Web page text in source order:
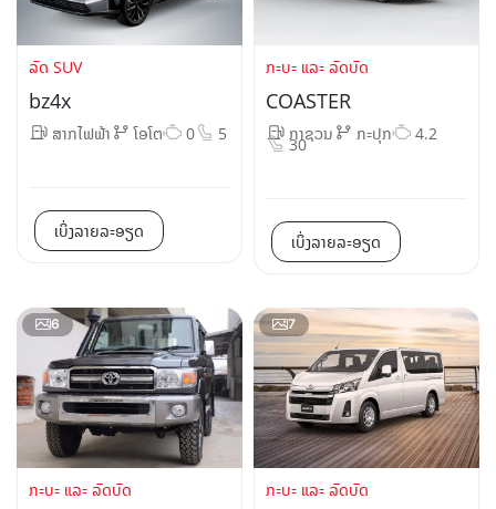
ລົດ SUV
bz4x
ສາກໄຟຟ້າ ໂອໂຕ 0 5
ເບິ່ງລາຍລະອຽດ
ກະບະ ແລະ ລົດບັດ
COASTER
ກາຊວນ ກະປຸກ 4.2
30
ເບິ່ງລາຍລະອຽດ
6
ກະບະ ແລະ ລົດບັດ
7
ກະບະ ແລະ ລົດບັດ